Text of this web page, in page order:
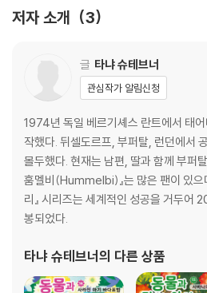
저자 소개 3
글 타냐 슈테브너
관심작가 알림신청
1974년 독일 베르기셰스 란트에서 태
작했다. 뒤셀도르프, 부퍼탈, 런던에서
몰두했다. 현재는 남편, 딸과 함께 부퍼
훔멜비(Hummelbi)』는 많은 팬이 있으
리』 시리즈는 세계적인 성공을 거두어
봉되었다.
타냐 슈테브너의 다른 상품